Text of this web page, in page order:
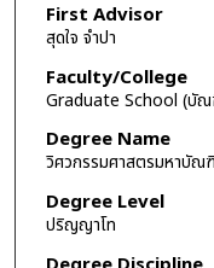
First Advisor
สุดใจ จำปา
Faculty/College
Graduate School (บั
Degree Name
วิศวกรรมศาสตรมหาบัณ
Degree Level
ปริญญาโท